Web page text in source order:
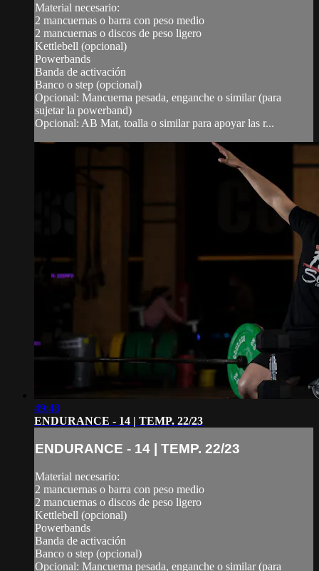
Material necesario:
2 mancuernas o barra con peso medio
2 mancuernas o discos de peso ligero
Kettlebell (opcional)
Powerbands
Banda de activación
Banco o step (opcional)
Opcional: Mancuerna pesada, enganche o similar (para
sujetar la powerband)
Opcional: AB Mat, toalla o similar para apoyar las r...
49:48
ENDURANCE - 14 | TEMP. 22/23
ENDURANCE - 14 | TEMP. 22/23
Material necesario:
2 mancuernas o barra con peso medio
2 mancuernas o discos de peso ligero
Kettlebell (opcional)
Powerbands
Banda de activación
Banco o step (opcional)
Opcional: Mancuerna pesada, enganche o similar (para